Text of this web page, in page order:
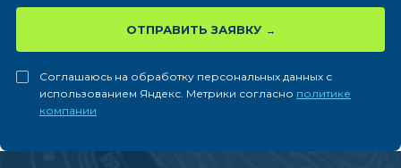
ОТПРАВИТЬ ЗАЯВКУ
Соглашаюсь на обработку персональных данных с
использованием Яндекс. Метрики согласно политике
компании